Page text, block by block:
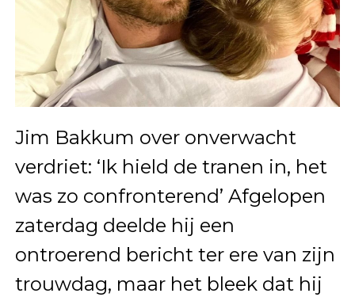
Jim Bakkum over onverwacht
verdriet: ‘Ik hield de tranen in, het
was zo confronterend’ Afgelopen
zaterdag deelde hij een
ontroerend bericht ter ere van zijn
trouwdag, maar het bleek dat hij